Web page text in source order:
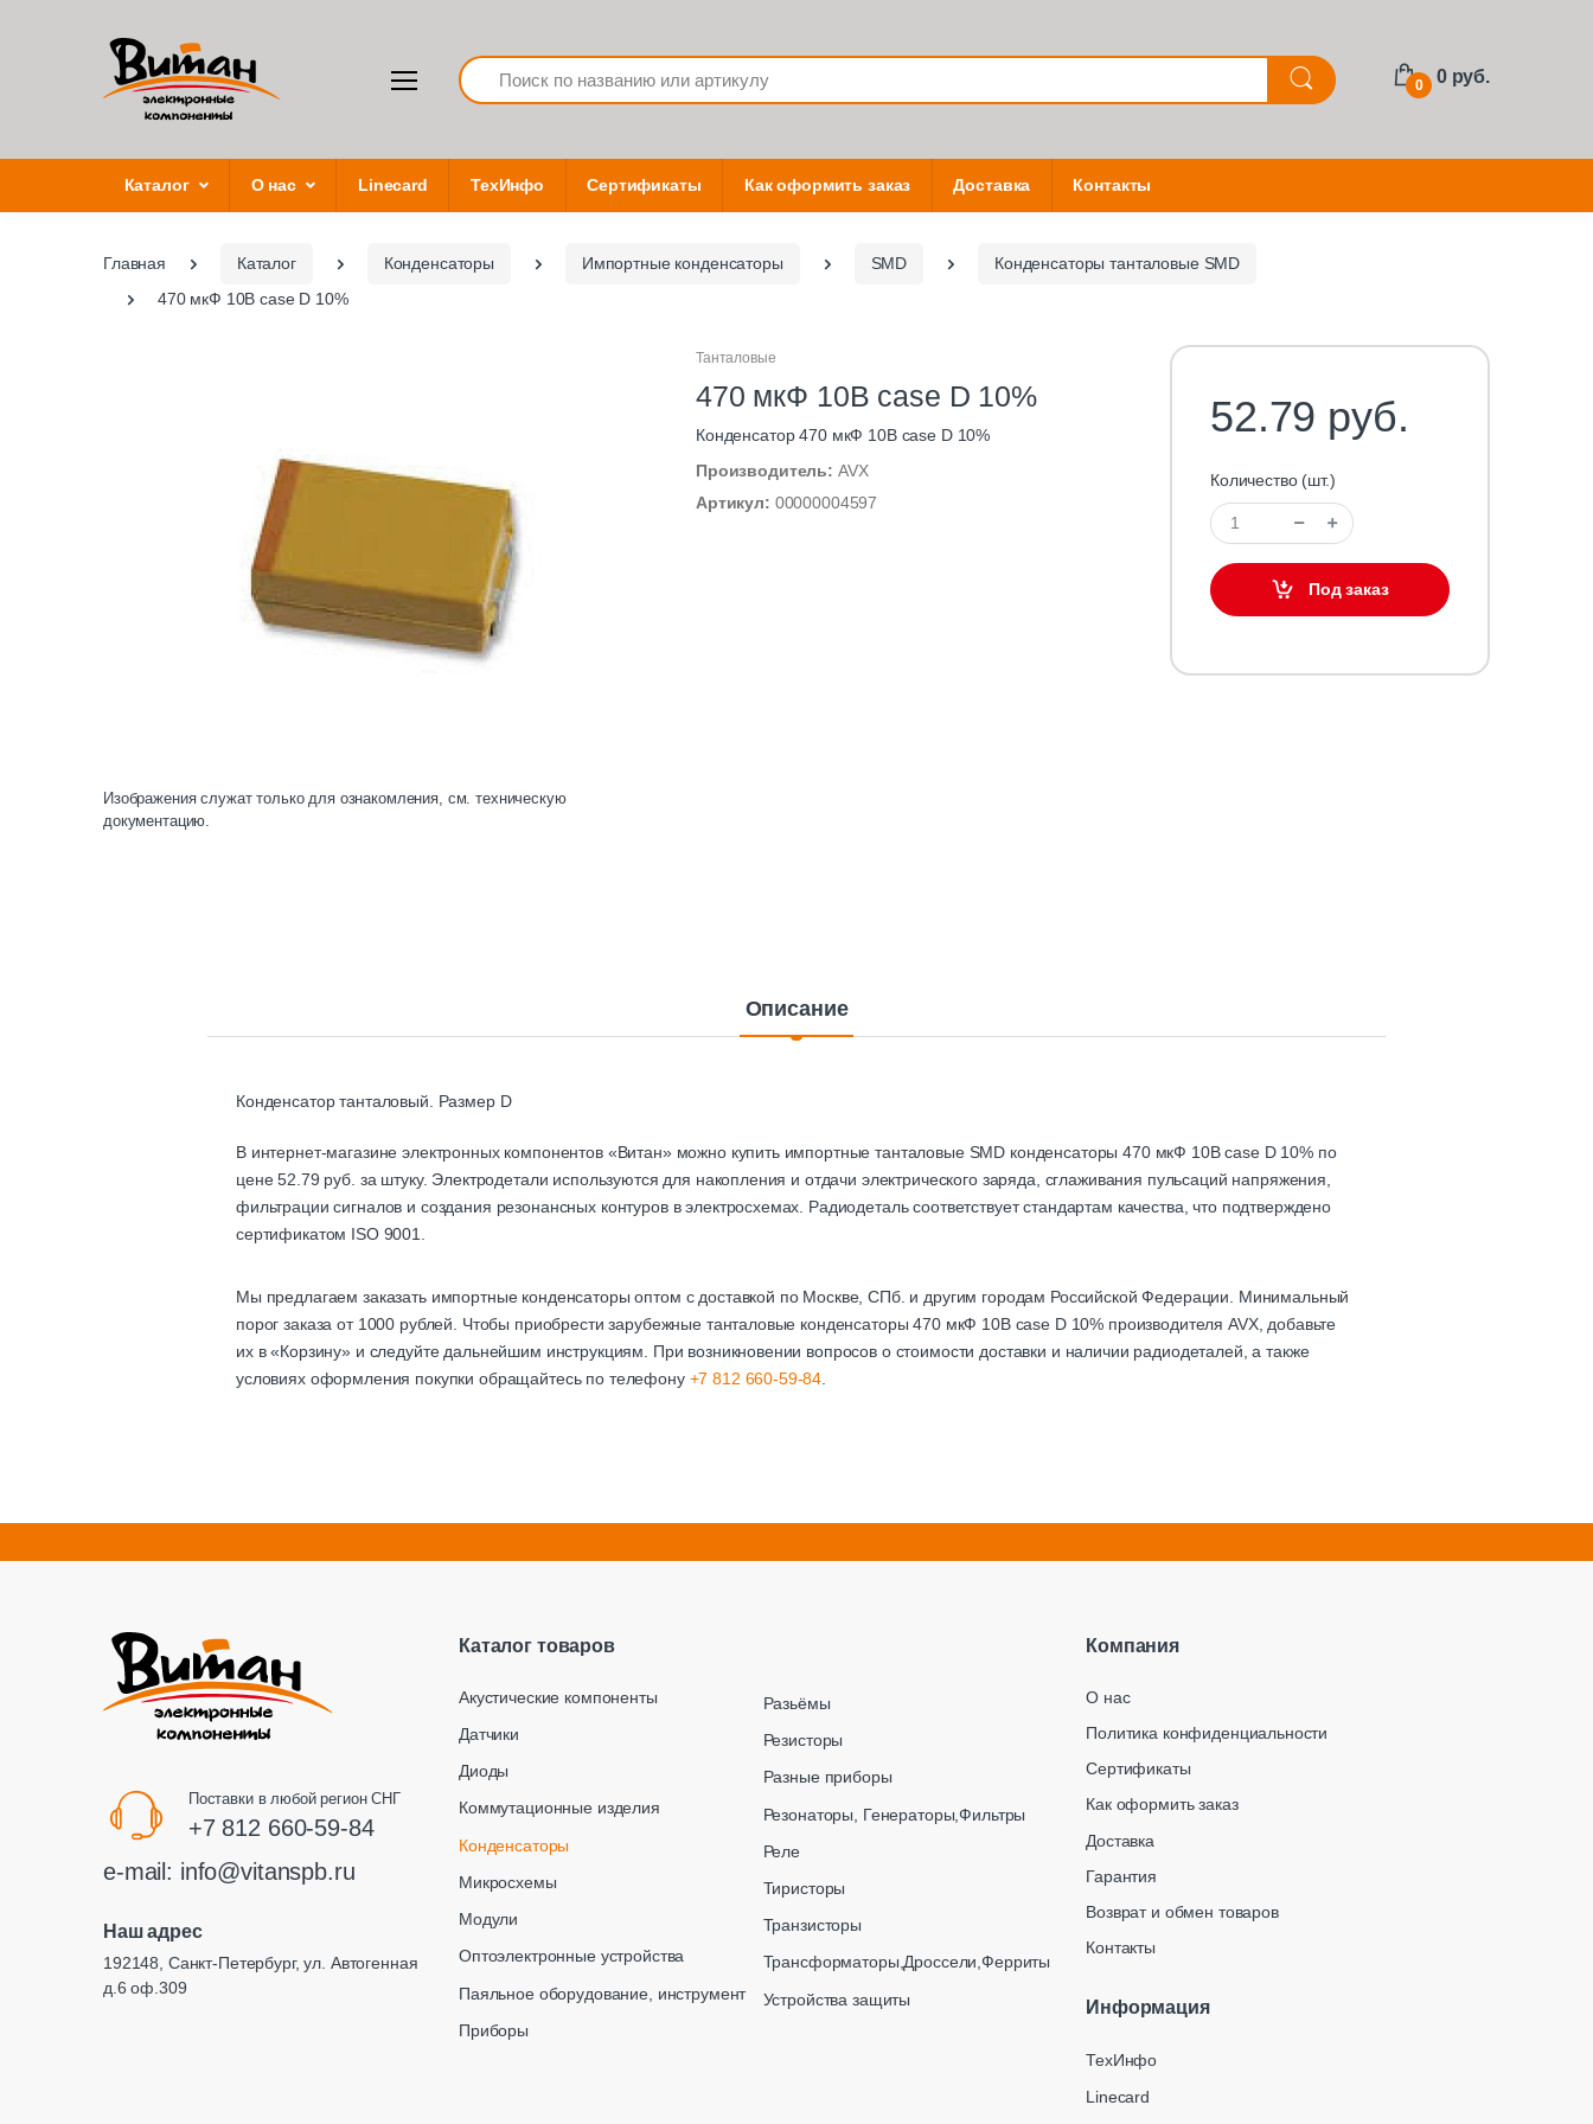
Search
0 0 руб.
Каталог О нас Linecard ТехИнфо Сертификаты Как оформить заказ Доставка Контакты
Главная Каталог Конденсаторы Импортные конденсаторы SMD
Конденсаторы танталовые SMD
470 мкФ 10В case D 10%
Изображения служат только для ознакомления, см. техническую
документацию.
Танталовые
470 мкФ 10В case D 10%
Конденсатор 470 мкФ 10В case D 10%
Производитель: AVX
Артикул: 00000004597
52.79 руб.
Количество (шт.)
Под заказ
Описание
Конденсатор танталовый. Размер D
В интернет-магазине электронных компонентов «Витан» можно купить импортные танталовые SMD конденсаторы 470 мкФ 10В case D 10% по
цене 52.79 руб. за штуку. Электродетали используются для накопления и отдачи электрического заряда, сглаживания пульсаций напряжения,
фильтрации сигналов и создания резонансных контуров в электросхемах. Радиодеталь соответствует стандартам качества, что подтверждено
сертификатом ISO 9001.
Мы предлагаем заказать импортные конденсаторы оптом с доставкой по Москве, СПб. и другим городам Российской Федерации. Минимальный
порог заказа от 1000 рублей. Чтобы приобрести зарубежные танталовые конденсаторы 470 мкФ 10В case D 10% производителя AVX, добавьте
их в «Корзину» и следуйте дальнейшим инструкциям. При возникновении вопросов о стоимости доставки и наличии радиодеталей, а также
условиях оформления покупки обращайтесь по телефону +7 812 660-59-84
Поставки в любой регион СНГ
+7 812 660-59-84
e-mail: info@vitanspb.ru
Наш адрес
192148, Санкт-Петербург, ул. Автогенная
д.6 оф.309
Каталог товаров
Акустические компоненты
Датчики
Диоды
Коммутационные изделия
Конденсаторы
Микросхемы
Модули
Оптоэлектронные устройства
Паяльное оборудование, инструмент
Приборы
Разьёмы
Резисторы
Разные приборы
Резонаторы, Генераторы,Фильтры
Реле
Тиристоры
Транзисторы
Трансформаторы,Дроссели,Ферриты
Устройства защиты
Компания
О нас
Политика конфиденциальности
Сертификаты
Как оформить заказ
Доставка
Гарантия
Возврат и обмен товаров
Контакты
Информация
ТехИнфо
Linecard